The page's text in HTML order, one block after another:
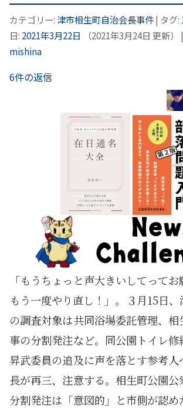
カテゴリー: 津市相生町自治会長事件| タグ:
日: 2021年3月22日 （2021年3月24日 更新） |
mishina
6件の返信
「もうちょっと声大きいしてってお
もう一度やり直し！」。３月15日
の調査対象は共同浴場委託管理、
事の分割発注など。同公園トイレ
昇武委員の追及に声を落とす参考人
長が再三、注意する。相生町公園
分割発注は「意図的」と市側が認